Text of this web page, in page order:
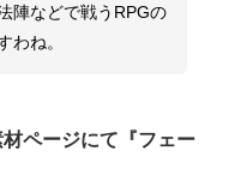
陣などで戦うRPGの
わね。
ページにて『フェー